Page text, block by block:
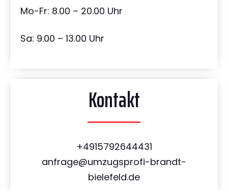
Mo-Fr: 8.00 – 20.00 Uhr
Sa: 9.00 – 13.00 Uhr
Kontakt
+4915792644431
anfrage@umzugsprofi-brandt-
bielefeld.de